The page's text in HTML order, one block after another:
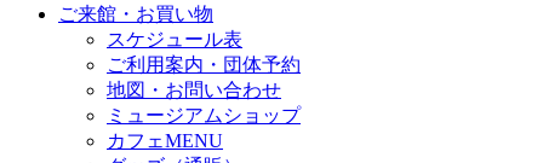
ご来館・お買い物
スケジュール表
ご利用案内・団体予約
地図・お問い合わせ
ミュージアムショップ
カフェMENU